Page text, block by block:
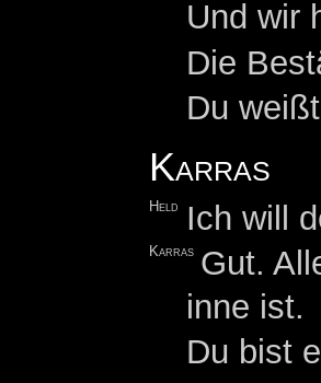
Und wir
Die
Du
Karras
Held Ich will
Karras Gut.
inne ist.
Du bist